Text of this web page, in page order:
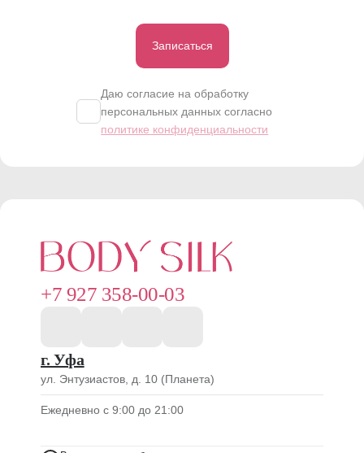
Записаться
Даю согласие на обработку
персональных данных согласно
политике конфиденциальности
+7 927 358-00-03
г. Уфа
ул. Энтузиастов, д. 10 (Планета)
Ежедневно с 9:00 до 21:00